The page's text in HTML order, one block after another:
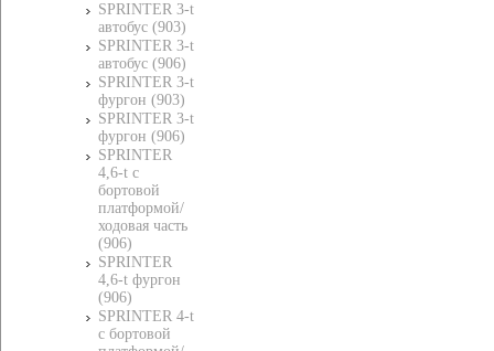
SPRINTER 3-t
автобус (903)
SPRINTER 3-t
автобус (906)
SPRINTER 3-t
фургон (903)
SPRINTER 3-t
фургон (906)
SPRINTER
4,6-t c
бортовой
платформой/
ходовая часть
(906)
SPRINTER
4,6-t фургон
(906)
SPRINTER 4-t
c бортовой